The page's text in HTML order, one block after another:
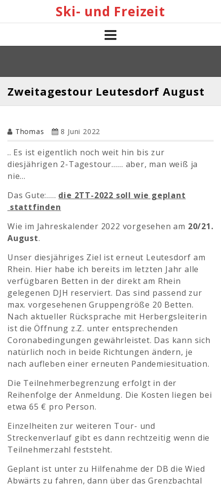
Ski- und Freizeit
Zweitagestour Leutesdorf August
Thomas 8 Juni 2022
.. Es ist eigentlich noch weit hin bis zur
diesjährigen 2-Tagestour…… aber, man weiß ja
nie…
Das Gute:….. die 2TT-2022 soll wie geplant
stattfinden
Wie im Jahreskalender 2022 vorgesehen am 20/21.
August.
Unser diesjähriges Ziel ist erneut Leutesdorf am
Rhein. Hier habe ich bereits im letzten Jahr alle
verfügbaren Betten in der direkt am Rhein
gelegenen DJH reserviert. Das sind passend zur
max. vorgesehenen Gruppengröße 20 Betten.
Nach aktueller Rücksprache mit Herbergsleiterin
ist die Öffnung z.Z. unter entsprechenden
Coronabedingungen gewährleistet. Das kann sich
natürlich noch in beide Richtungen ändern, je
nach aufleben einer erneuten Pandemiesituation.
Die Teilnehmerbegrenzung erfolgt in der
Reihenfolge der Anmeldung. Die Kosten liegen bei
etwa 65 € pro Person.
Einzelheiten zur weiteren Tour- und
Streckenverlauf gibt es dann rechtzeitig wenn die
Teilnehmerzahl feststeht.
Geplant ist unter zu Hilfenahme der DB die Wied
Abwärts zu fahren, dann über das Grenzbachtal